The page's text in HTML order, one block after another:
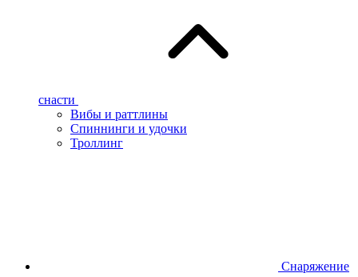
снасти
Вибы и раттлины
Спиннинги и удочки
Троллинг
Снаряжение